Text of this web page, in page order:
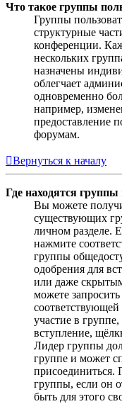
Что такое группы
Группы
структурные
конференции.
нескольких
назначены
облегчает
одновременно
например,
предоставление
форумам.
Вернуться к началу
Где находятся
Вы можете
существующих
личном разделе.
нажмите
группы
одобрения для
или даже
можете
соответствующей
участие в
вступление,
Лидер группы
группе и может
присоединиться.
группы, если он
быть для этого